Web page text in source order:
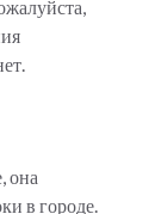
она
в городе.